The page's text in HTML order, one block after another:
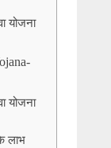
योजना
योजना
लाभ